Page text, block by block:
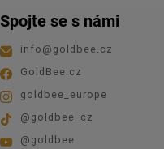
Spojte se s námi
info @ goldbee.cz
GoldBee.cz
goldbee_europe
@goldbee_cz
@goldbee